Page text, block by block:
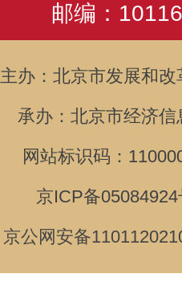
邮编：
主办：北京市发展和改
承办：北京市经济信
网站标识码：
京ICP备
京公网安备